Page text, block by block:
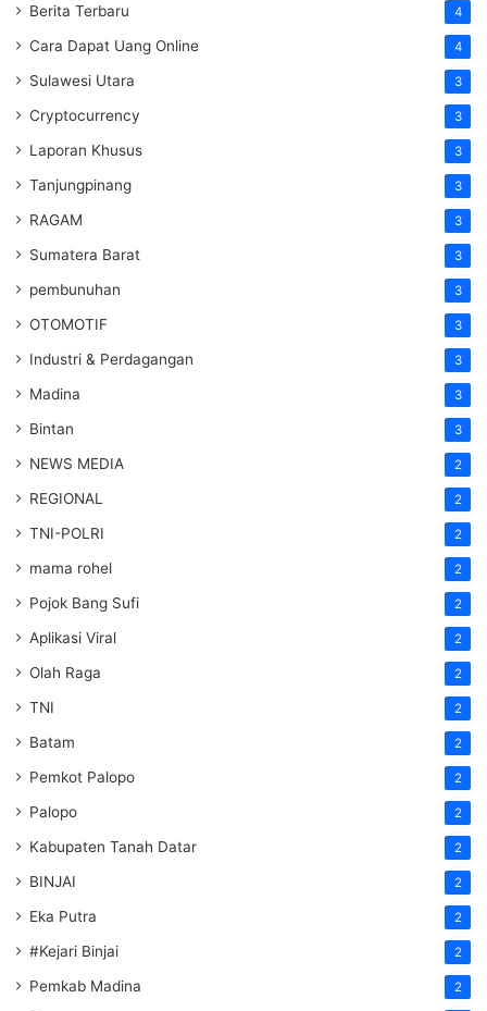
Berita Terbaru 4
Cara Dapat Uang Online 4
Sulawesi Utara 3
Cryptocurrency 3
Laporan Khusus 3
Tanjungpinang 3
RAGAM 3
Sumatera Barat 3
pembunuhan 3
OTOMOTIF 3
Industri & Perdagangan 3
Madina 3
Bintan 3
NEWS MEDIA 2
REGIONAL 2
TNI-POLRI 2
mama rohel 2
Pojok Bang Sufi 2
Aplikasi Viral 2
Olah Raga 2
TNI 2
Batam 2
Pemkot Palopo 2
Palopo 2
Kabupaten Tanah Datar 2
BINJAI 2
Eka Putra 2
#Kejari Binjai 2
Pemkab Madina 2